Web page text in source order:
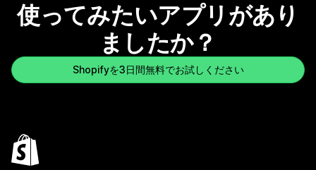
使ってみたいアプリがあり
ましたか？
Shopifyを3日間無料でお試しください